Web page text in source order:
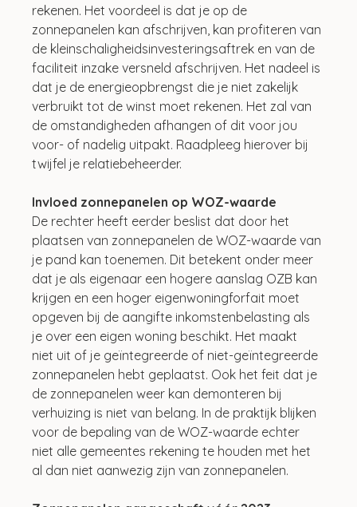
rekenen. Het voordeel is dat je op de
zonnepanelen kan afschrijven, kan profiteren van
de kleinschaligheidsinvesteringsaftrek en van de
faciliteit inzake versneld afschrijven. Het nadeel is
dat je de energieopbrengst die je niet zakelijk
verbruikt tot de winst moet rekenen. Het zal van
de omstandigheden afhangen of dit voor jou
voor- of nadelig uitpakt. Raadpleeg hierover bij
twijfel je relatiebeheerder.
Invloed zonnepanelen op WOZ-waarde
De rechter heeft eerder beslist dat door het
plaatsen van zonnepanelen de WOZ-waarde van
je pand kan toenemen. Dit betekent onder meer
dat je als eigenaar een hogere aanslag OZB kan
krijgen en een hoger eigenwoningforfait moet
opgeven bij de aangifte inkomstenbelasting als
je over een eigen woning beschikt. Het maakt
niet uit of je geïntegreerde of niet-geïntegreerde
zonnepanelen hebt geplaatst. Ook het feit dat je
de zonnepanelen weer kan demonteren bij
verhuizing is niet van belang. In de praktijk blijken
voor de bepaling van de WOZ-waarde echter
niet alle gemeentes rekening te houden met het
al dan niet aanwezig zijn van zonnepanelen.